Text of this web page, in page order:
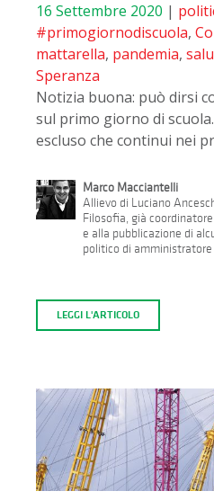
16 Settembre 2020 |
#primogiornodiscuola,
mattarella, pandemia,
Speranza
Notizia buona: può dirsi
sul primo giorno di
escluso che continui nei
Marco Macciantelli
Allievo di Luciano
Filosofia, già
e alla pubblicazione di
politico di amministratore
LEGGI L'ARTICOLO